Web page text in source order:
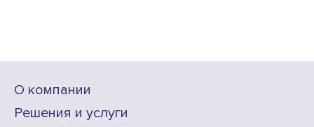
О компании
Решения и услуги